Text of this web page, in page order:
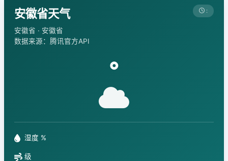
安徽省天气
安徽省 · 安徽省
数据来源：腾讯官方API
:
°
湿度 %
级